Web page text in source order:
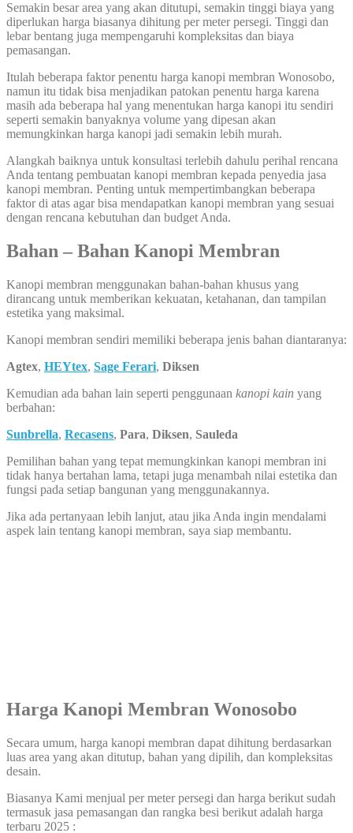
Semakin besar area yang akan ditutupi, semakin tinggi biaya yang
diperlukan harga biasanya dihitung per meter persegi. Tinggi dan
lebar bentang juga mempengaruhi kompleksitas dan biaya
pemasangan.
Itulah beberapa faktor penentu harga kanopi membran Wonosobo,
namun itu tidak bisa menjadikan patokan penentu harga karena
masih ada beberapa hal yang menentukan harga kanopi itu sendiri
seperti semakin banyaknya volume yang dipesan akan
memungkinkan harga kanopi jadi semakin lebih murah.
Alangkah baiknya untuk konsultasi terlebih dahulu perihal rencana
Anda tentang pembuatan kanopi membran kepada penyedia jasa
kanopi membran. Penting untuk mempertimbangkan beberapa
faktor di atas agar bisa mendapatkan kanopi membran yang sesuai
dengan rencana kebutuhan dan budget Anda.
Bahan – Bahan Kanopi Membran
Kanopi membran menggunakan bahan-bahan khusus yang
dirancang untuk memberikan kekuatan, ketahanan, dan tampilan
estetika yang maksimal.
Kanopi membran sendiri memiliki beberapa jenis bahan diantaranya:
Agtex, HEYtex, Sage Ferari, Diksen
Kemudian ada bahan lain seperti penggunaan kanopi kain yang
berbahan:
Sunbrella, Recasens, Para, Diksen, Sauleda
Pemilihan bahan yang tepat memungkinkan kanopi membran ini
tidak hanya bertahan lama, tetapi juga menambah nilai estetika dan
fungsi pada setiap bangunan yang menggunakannya.
Jika ada pertanyaan lebih lanjut, atau jika Anda ingin mendalami
aspek lain tentang kanopi membran, saya siap membantu.
Harga Kanopi Membran Wonosobo
Secara umum, harga kanopi membran dapat dihitung berdasarkan
luas area yang akan ditutup, bahan yang dipilih, dan kompleksitas
desain.
Biasanya Kami menjual per meter persegi dan harga berikut sudah
termasuk jasa pemasangan dan rangka besi berikut adalah harga
terbaru 2025 :